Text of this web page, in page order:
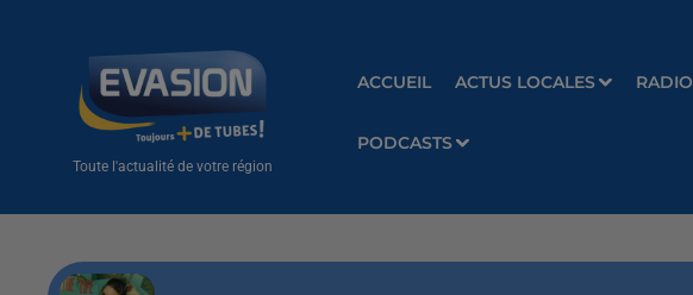
Toute l'actualité de votre région
ACCUEIL ACTUS LOCALES RADIO
PODCASTS